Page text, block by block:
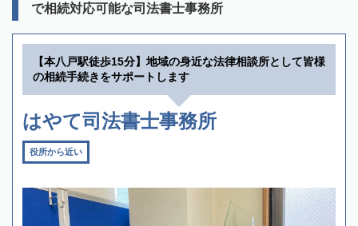
で相続対応可能な司法書士事務所
【本八戸駅徒歩15分】地域の身近な法律相談所として皆様
の相続手続きをサポートします
はやて司法書士事務所
役所から近い